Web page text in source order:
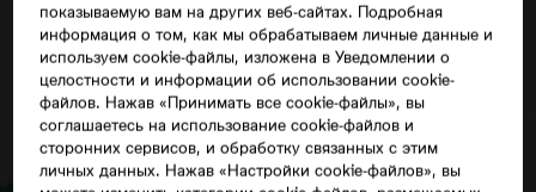
показываемую вам на других веб-сайтах. Подробная
информация о том, как мы обрабатываем личные данные и
используем cookie-файлы, изложена в Уведомлении о
целостности и информации об использовании cookie-
файлов. Нажав «Принимать все cookie-файлы», вы
соглашаетесь на использование cookie-файлов и
сторонних сервисов, и обработку связанных с этим
личных данных. Нажав «Настройки cookie-файлов», вы